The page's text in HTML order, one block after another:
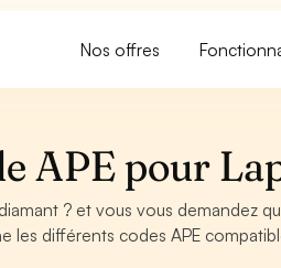
Nos offres
APE pour
? et vous vous demandez
les différents codes APE